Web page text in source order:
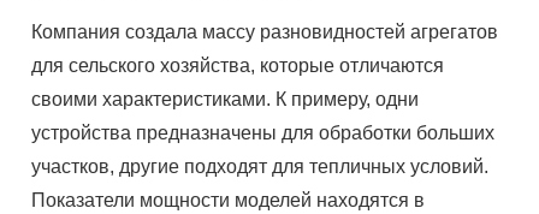
Компания создала массу разновидностей агрегатов
для сельского хозяйства, которые отличаются
своими характеристиками. К примеру, одни
устройства предназначены для обработки больших
участков, другие подходят для тепличных условий.
Показатели мощности моделей находятся в